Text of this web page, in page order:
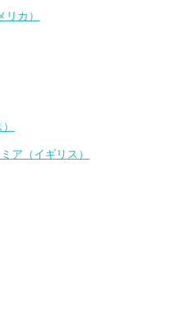
カ）
ア（イギリス）